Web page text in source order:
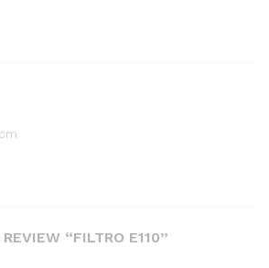
“FILTRO E110”